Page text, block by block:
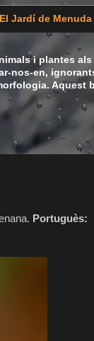
El Jardí de
i plantes
nos-en,
Portuguès: